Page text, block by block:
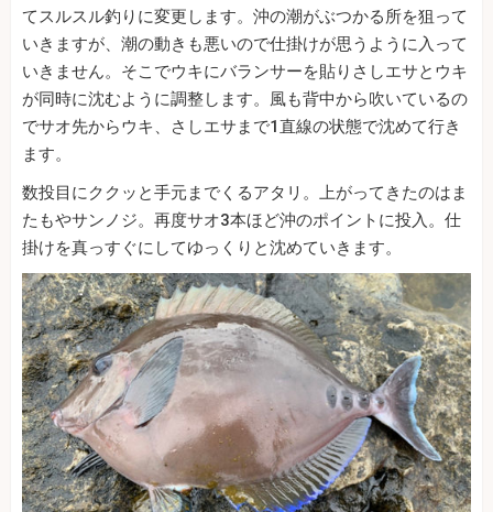
てスルスル釣りに変更します。沖の潮がぶつかる所を狙って
いきますが、潮の動きも悪いので仕掛けが思うように入って
いきません。そこでウキにバランサーを貼りさしエサとウキ
が同時に沈むように調整します。風も背中から吹いているの
でサオ先からウキ、さしエサまで1直線の状態で沈めて行き
ます。
数投目にククッと手元までくるアタリ。上がってきたのはま
たもやサンノジ。再度サオ3本ほど沖のポイントに投入。仕
掛けを真っすぐにしてゆっくりと沈めていきます。